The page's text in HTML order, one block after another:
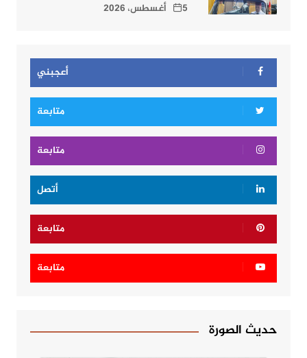
5 أغسطس، 2026
أعجبني
متابعة
متابعة
أتصل
متابعة
متابعة
حديث الصورة